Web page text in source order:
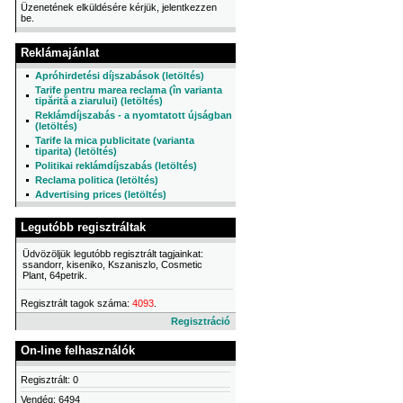
Üzenetének elküldésére kérjük, jelentkezzen
be.
Reklámajánlat
Apróhirdetési díjszabások (letöltés)
Tarife pentru marea reclama (în varianta
tipărită a ziarului) (letöltés)
Reklámdíjszabás - a nyomtatott újságban
(letöltés)
Tarife la mica publicitate (varianta
tiparita) (letöltés)
Politikai reklámdíjszabás (letöltés)
Reclama politica (letöltés)
Advertising prices (letöltés)
Legutóbb regisztráltak
Üdvözöljük legutóbb regisztrált tagjainkat:
ssandorr, kiseniko, Kszaniszlo, Cosmetic
Plant, 64petrik.
Regisztrált tagok száma: 4093
Regisztráció
On-line felhasználók
Regisztrált: 0
Vendég: 6494